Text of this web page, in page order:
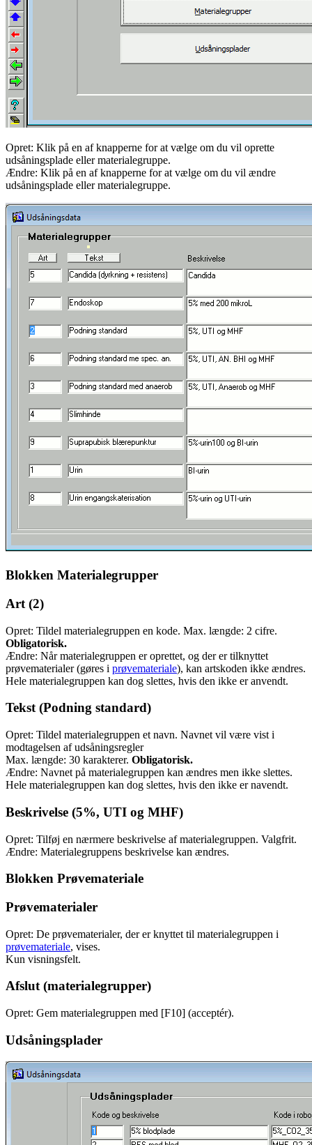
Opret: Klik på en af knapperne for at vælge om du vil oprette
udsåningsplade eller materialegruppe.
Ændre: Klik på en af knapperne for at vælge om du vil ændre
udsåningsplade eller materialegruppe.
Blokken Materialegrupper
Art (2)
Opret: Tildel materialegruppen en kode. Max. længde: 2 cifre.
Obligatorisk.
Ændre: Når materialegruppen er oprettet, og der er tilknyttet
prøvematerialer (gøres i prøvemateriale), kan artskoden ikke ændres.
Hele materialegruppen kan dog slettes, hvis den ikke er anvendt.
Tekst (Podning standard)
Opret: Tildel materialegruppen et navn. Navnet vil være vist i
modtagelsen af udsåningsregler
Max. længde: 30 karakterer. Obligatorisk.
Ændre: Navnet på materialegruppen kan ændres men ikke slettes.
Hele materialegruppen kan dog slettes, hvis den ikke er navendt.
Beskrivelse (5%, UTI og MHF)
Opret: Tilføj en nærmere beskrivelse af materialegruppen. Valgfrit.
Ændre: Materialegruppens beskrivelse kan ændres.
Blokken Prøvemateriale
Prøvematerialer
Opret: De prøvematerialer, der er knyttet til materialegruppen i
prøvemateriale, vises.
Kun visningsfelt.
Afslut (materialegrupper)
Opret: Gem materialegruppen med [F10] (acceptér).
Udsåningsplader